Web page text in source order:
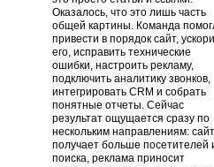
Оказалось, что это лишь часть
общей картины. Команда
привести в порядок сайт,
его, исправить технические
ошибки, настроить рекламу,
подключить аналитику звонков,
интегрировать CRM и собрать
понятные отчеты. Сейчас
результат ощущается сразу по
нескольким направлениям: сайт
получает больше посетителей
поиска, реклама приносит